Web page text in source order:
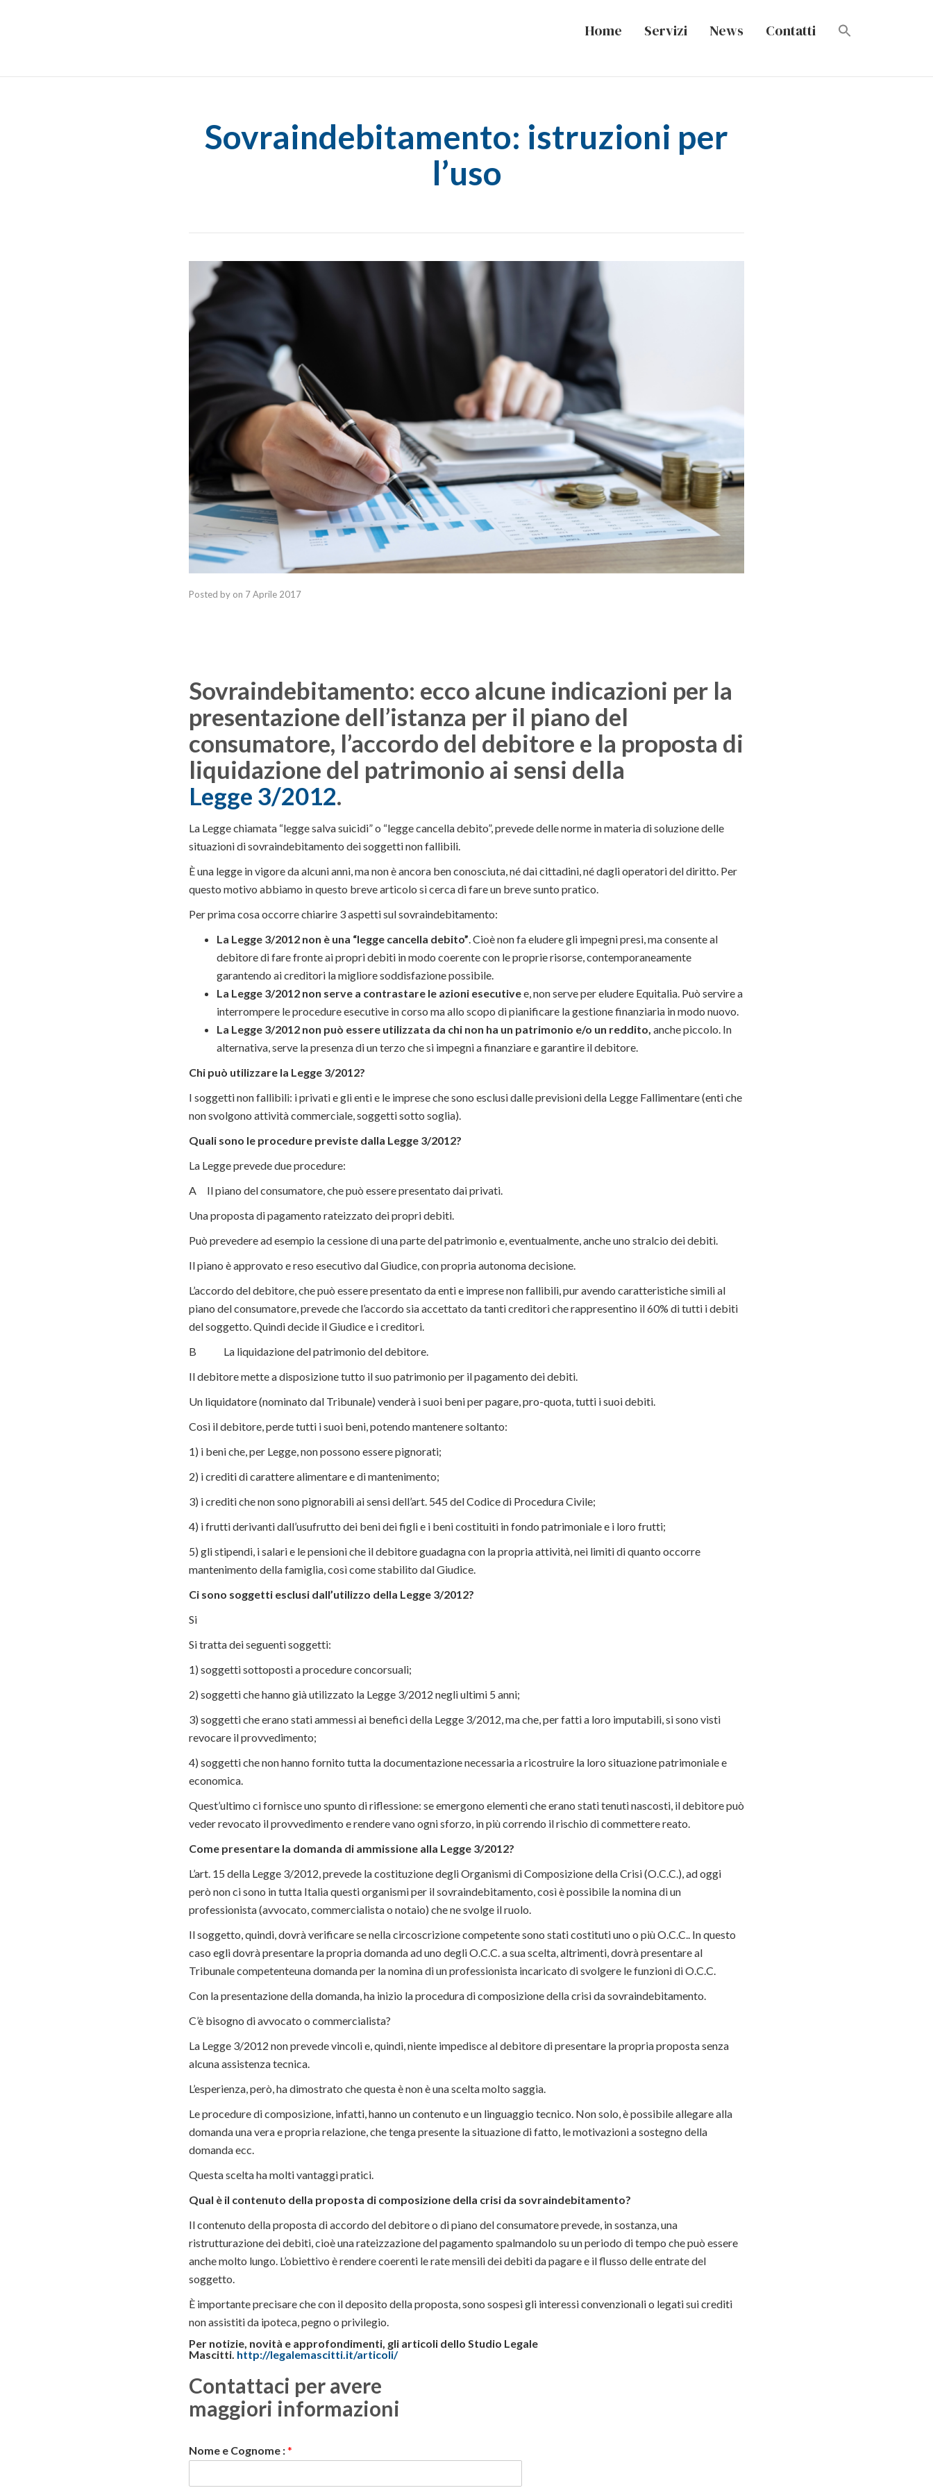
Home Servizi News Contatti
Sovraindebitamento: istruzioni per
l’uso
Posted by on 7 Aprile 2017
Sovraindebitamento: ecco alcune indicazioni per la
presentazione dell’istanza per il piano del
consumatore, l’accordo del debitore e la proposta di
liquidazione del patrimonio ai sensi della
Legge 3/2012.
La Legge chiamata “legge salva suicidi” o “legge cancella debito”, prevede delle norme in materia di soluzione delle
situazioni di sovraindebitamento dei soggetti non fallibili.
È una legge in vigore da alcuni anni, ma non è ancora ben conosciuta, né dai cittadini, né dagli operatori del diritto. Per
questo motivo abbiamo in questo breve articolo si cerca di fare un breve sunto pratico.
Per prima cosa occorre chiarire 3 aspetti sul sovraindebitamento:
La Legge 3/2012 non è una “legge cancella debito”. Cioè non fa eludere gli impegni presi, ma consente al
debitore di fare fronte ai propri debiti in modo coerente con le proprie risorse, contemporaneamente
garantendo ai creditori la migliore soddisfazione possibile.
La Legge 3/2012 non serve a contrastare le azioni esecutivee, non serve per eludere Equitalia. Può servire a
interrompere le procedure esecutive in corso ma allo scopo di pianificare la gestione finanziaria in modo nuovo.
La Legge 3/2012 non può essere utilizzata da chi non ha un patrimonio e/o un reddito, anche piccolo. In
alternativa, serve la presenza di un terzo che si impegni a finanziare e garantire il debitore.
Chi può utilizzare la Legge 3/2012?
I soggetti non fallibili: i privati e gli enti e le imprese che sono esclusi dalle previsioni della Legge Fallimentare (enti che
non svolgono attività commerciale, soggetti sotto soglia).
Quali sono le procedure previste dalla Legge 3/2012?
La Legge prevede due procedure:
A Il piano del consumatore, che può essere presentato dai privati.
Una proposta di pagamento rateizzato dei propri debiti.
Può prevedere ad esempio la cessione di una parte del patrimonio e, eventualmente, anche uno stralcio dei debiti.
Il piano è approvato e reso esecutivo dal Giudice, con propria autonoma decisione.
L’accordo del debitore, che può essere presentato da enti e imprese non fallibili, pur avendo caratteristiche simili al
piano del consumatore, prevede che l’accordo sia accettato da tanti creditori che rappresentino il 60% di tutti i debiti
del soggetto. Quindi decide il Giudice e i creditori.
B La liquidazione del patrimonio del debitore.
Il debitore mette a disposizione tutto il suo patrimonio per il pagamento dei debiti.
Un liquidatore (nominato dal Tribunale) venderà i suoi beni per pagare, pro-quota, tutti i suoi debiti.
Così il debitore, perde tutti i suoi beni, potendo mantenere soltanto:
1) i beni che, per Legge, non possono essere pignorati;
2) i crediti di carattere alimentare e di mantenimento;
3) i crediti che non sono pignorabili ai sensi dell’art. 545 del Codice di Procedura Civile;
4) i frutti derivanti dall’usufrutto dei beni dei figli e i beni costituiti in fondo patrimoniale e i loro frutti;
5) gli stipendi, i salari e le pensioni che il debitore guadagna con la propria attività, nei limiti di quanto occorre
mantenimento della famiglia, così come stabilito dal Giudice.
Ci sono soggetti esclusi dall’utilizzo della Legge 3/2012?
Si
Si tratta dei seguenti soggetti:
1) soggetti sottoposti a procedure concorsuali;
2) soggetti che hanno già utilizzato la Legge 3/2012 negli ultimi 5 anni;
3) soggetti che erano stati ammessi ai benefici della Legge 3/2012, ma che, per fatti a loro imputabili, si sono visti
revocare il provvedimento;
4) soggetti che non hanno fornito tutta la documentazione necessaria a ricostruire la loro situazione patrimoniale e
economica.
Quest’ultimo ci fornisce uno spunto di riflessione: se emergono elementi che erano stati tenuti nascosti, il debitore può
veder revocato il provvedimento e rendere vano ogni sforzo, in più correndo il rischio di commettere reato.
Come presentare la domanda di ammissione alla Legge 3/2012?
L’art. 15 della Legge 3/2012, prevede la costituzione degli Organismi di Composizione della Crisi (O.C.C.), ad oggi
però non ci sono in tutta Italia questi organismi per il sovraindebitamento, così è possibile la nomina di un
professionista (avvocato, commercialista o notaio) che ne svolge il ruolo.
Il soggetto, quindi, dovrà verificare se nella circoscrizione competente sono stati costituti uno o più O.C.C.. In questo
caso egli dovrà presentare la propria domanda ad uno degli O.C.C. a sua scelta, altrimenti, dovrà presentare al
Tribunale competenteuna domanda per la nomina di un professionista incaricato di svolgere le funzioni di O.C.C.
Con la presentazione della domanda, ha inizio la procedura di composizione della crisi da sovraindebitamento.
C’è bisogno di avvocato o commercialista?
La Legge 3/2012 non prevede vincoli e, quindi, niente impedisce al debitore di presentare la propria proposta senza
alcuna assistenza tecnica.
L’esperienza, però, ha dimostrato che questa è non è una scelta molto saggia.
Le procedure di composizione, infatti, hanno un contenuto e un linguaggio tecnico. Non solo, è possibile allegare alla
domanda una vera e propria relazione, che tenga presente la situazione di fatto, le motivazioni a sostegno della
domanda ecc.
Questa scelta ha molti vantaggi pratici.
Qual è il contenuto della proposta di composizione della crisi da sovraindebitamento?
Il contenuto della proposta di accordo del debitore o di piano del consumatore prevede, in sostanza, una
ristrutturazione dei debiti, cioè una rateizzazione del pagamento spalmandolo su un periodo di tempo che può essere
anche molto lungo. L’obiettivo è rendere coerenti le rate mensili dei debiti da pagare e il flusso delle entrate del
soggetto.
È importante precisare che con il deposito della proposta, sono sospesi gli interessi convenzionali o legati sui crediti
non assistiti da ipoteca, pegno o privilegio.
Per notizie, novità e approfondimenti, gli articoli dello Studio Legale
Mascitti. http://legalemascitti.it/articoli/
Contattaci per avere
maggiori informazioni
Nome e Cognome :*